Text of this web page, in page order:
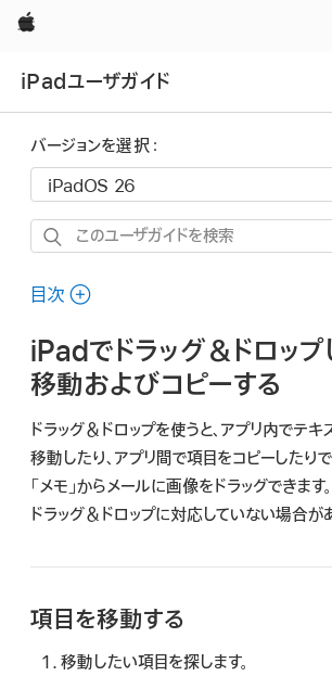
Apple
iPadユーザガイド
バージョンを選択：
こ
ユ
ザ
ガ
イ
ド
を
検
索
目次
iPadでドラッグ＆ドロッ
移動およびコピーする
ドラッグ＆ドロップを使うと、アプリ内でテ
移動したり、アプリ間で項目をコピーしたりで
「メモ」からメールに画像をドラッグできます
ドラッグ＆ドロップに対応していない場合があ
項目を移動する
移動したい項目を探します。